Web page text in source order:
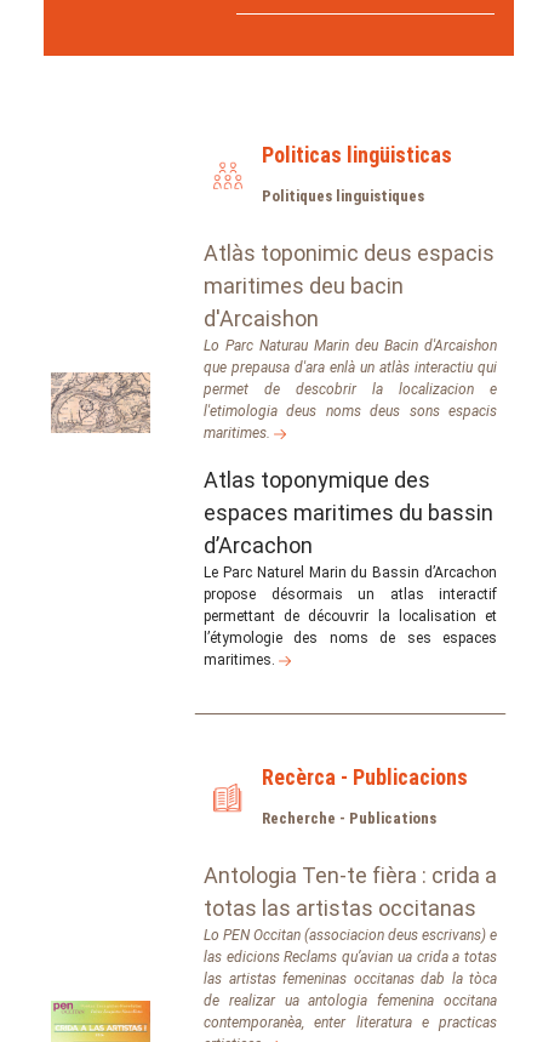
Politicas lingüisticas
Politiques linguistiques
Atlàs toponimic deus espacis
maritimes deu bacin
d'Arcaishon
Lo Parc Naturau Marin deu Bacin d'Arcaishon
que prepausa d'ara enlà un atlàs interactiu qui
permet de descobrir la localizacion e
l'etimologia deus noms deus sons espacis
maritimes.
Atlas toponymique des
espaces maritimes du bassin
d’Arcachon
Le Parc Naturel Marin du Bassin d’Arcachon
propose désormais un atlas interactif
permettant de découvrir la localisation et
l’étymologie des noms de ses espaces
maritimes.
Recèrca - Publicacions
Recherche - Publications
Antologia Ten-te fièra : crida a
totas las artistas occitanas
Lo PEN Occitan (associacion deus escrivans) e
las edicions Reclams qu’avian ua crida a totas
las artistas femeninas occitanas dab la tòca
de realizar ua antologia femenina occitana
contemporanèa, enter literatura e practicas